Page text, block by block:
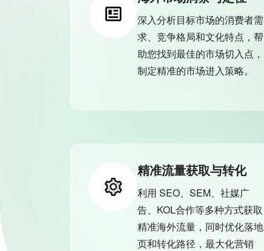
深入分析目标市场的消费者需
求、竞争格局和文化特点，帮
助您找到最佳的市场切入点，
制定精准的市场进入策略。
精准流量获取与转化
利用 SEO、SEM、社媒广
告、KOL合作等多种方式获取
精准海外流量，同时优化落地
页和转化路径，最大化营销